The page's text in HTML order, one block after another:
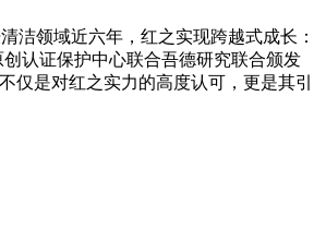
洁领域近六年，红之实现跨越式成长：
认证保护中心联合吾德研究联合颁发
仅是对红之实力的高度认可，更是其引